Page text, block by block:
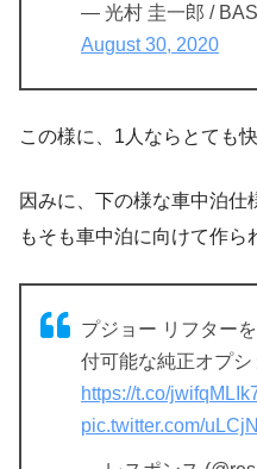
— 光村 圭一郎 /
August 30, 2020
この様に、1人ならとても
因みに、下の様な車中泊仕
もそも車中泊に向けて作ら
プジョー リフター
付可能な純正オプシ
https://t.co/
pic.twitter.com/